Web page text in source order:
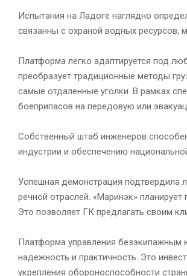
Испытания на Ладоге наглядно
связанны с охраной водных ресурсов,
Платформа легко адаптируется под
преобразует традиционные методы
самые отдаленные уголки. В рамках
боеприпасов на передовую или
Собственный штаб инженеров
индустрии и обеспечению
Успешная демонстрация подтвердила
речной отраслей. «Маринэк»
Это позволяет ГК предлагать своим
Платформа управления безэкипажным
надежность и практичность. Это
укрепления обороноспособности